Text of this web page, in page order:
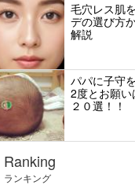
毛穴レス肌
デの選び方
解説
パパに子守
2度とお願
２０選！！
Ranking
ランキング